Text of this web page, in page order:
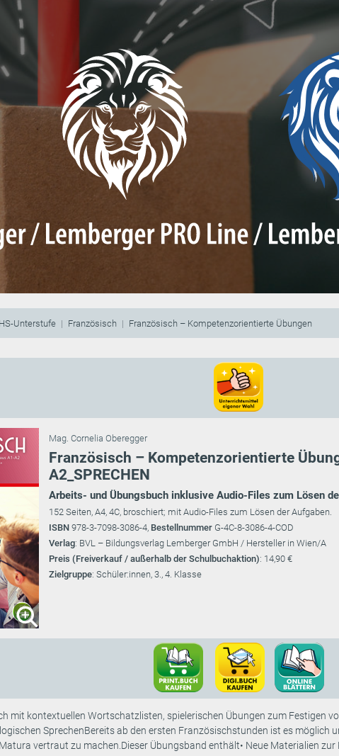
Unterstufe Französisch Französisch – Kompetenzorientierte Übungen
Mag. Cornelia Oberegger
Französisch – Kompetenzorientierte
A2_SPRECHEN
Arbeits- und Übungsbuch inklusive Audio-Files zum Lösen
152 Seiten, A4, 4C, broschiert; mit Audio-Files zum Lösen der Aufgaben.
ISBN 978-3-7098-3086-4, Bestellnummer G-4C-8-3086-4-COD
Verlag: BVL – Bildungsverlag Lemberger GmbH / Hersteller in Wien/A
Preis (Freiverkauf / außerhalb der Schulbuchaktion): 14,90 €
Zielgruppe: Schüler:innen, 3., 4. Klasse
mit kontextuellen Wortschatzlisten, spielerischen Übungen zum Festigen
SprechenBereits ab den ersten Französischstunden ist es möglich
vertraut zu machen.Dieser Übungsband enthält• Neue Materialien zur